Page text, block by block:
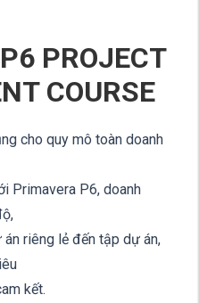
PROJECT
COURSE
cho quy mô toàn doanh
Primavera P6, doanh
riêng lẻ đến tập dự án,
kết.